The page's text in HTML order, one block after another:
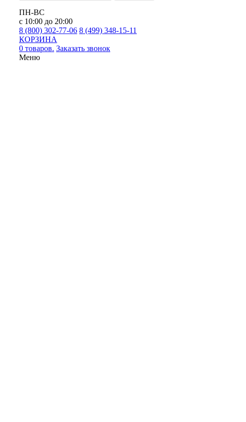
ПН-ВС
с 10:00 до 20:00
8 (800) 302-77-06 8 (499) 348-15-11
КОРЗИНА
0 товаров. Заказать звонок
Меню